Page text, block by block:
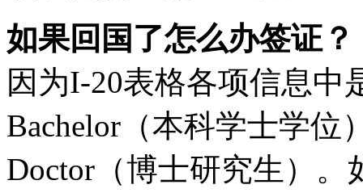
如果回国了怎么办签证？
因为I-20表格各项信息中
Bachelor（本科学士学位
Doctor（博士研究生）